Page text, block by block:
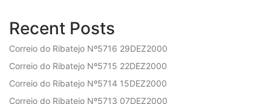
Recent Posts
Correio do Ribatejo Nº5716 29DEZ2000
Correio do Ribatejo Nº5715 22DEZ2000
Correio do Ribatejo Nº5714 15DEZ2000
Correio do Ribatejo Nº5713 07DEZ2000